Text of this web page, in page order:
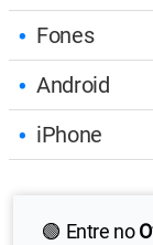
Fones
Android
iPhone
🟢 Entre no